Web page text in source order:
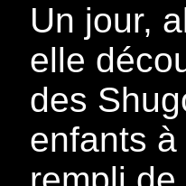
Un jour,
elle
des
enfants